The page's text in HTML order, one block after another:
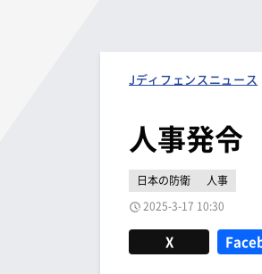
Jディフェンスニュース
人事発令
日本の防衛
人事
2025-3-17 10:30
X